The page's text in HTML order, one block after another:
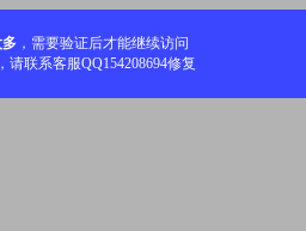
，需要验证后才能继续访问
请联系客服QQ154208694修复